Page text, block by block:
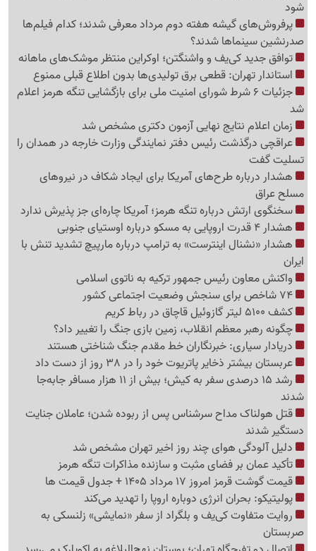
شود
پرفروش‌های گیشه هفته دوم مرداد معرفی شدند؛ کدام فیلم‌ها
صدرنشین سینماها شدند؟
توافق جدید کی‌یف و واشنگتن؛ اوکراین منتظر موشک‌های ماهانه
استاندار تهران: قطعی برق تولیدی‌ها بدون اطلاع قبلی ممنوع
جزئیات 6 شرط شورای امنیت ملی برای بازگشایی تنگه هرمز اعلام
شد
زمان اعلام نتایج نهایی آزمون دکتری مشخص شد
عراقچی درگذشت رئیس دفتر نمایندگی وزارت خارجه در همدان را
تسلیت گفت
هشدار درباره طرح‌های آمریکا برای ایجاد شکاف در نیروهای
مسلح عراق
سخنگوی ارتش درباره تنگه هرمز؛ آمریکا چاره‌ای جز پذیرش ندارد
هشدار 4 قدرت اروپایی به مسکو درباره اوستیای جنوبی
هشدار «نشنال اینترست» به ترامپ درباره مارپیچ تشدید تنش با
ایران
واکنش معاون رئیس جمهور ترکیه به ناتوی اسلامی
کشف 5100 لیتر گازوئیل قاچاق در رباط کریم
چگونه رهبر معظم انقلاب، زمین بازی جنگ را تغییر داد؟
دریادار سیاری: خبرنگاران خط مقدم جنگ شناختی هستند
عربستان بیشتر ذخایر پاتریوت خود را در 38 روز از دست داد
رشد 15 درصدی سفر به کیش؛ بیش از 11 هزار مسافر جابه‌جا
شدند
قتل هولناک مداح سرشناس پس از ربوده شدن؛ عاملان جنایت
دستگیر شدند
دلیل آلودگی هوای چند روز اخیر تهران مشخص شد
تأکید عمان بر فضای مثبت و سازنده مذاکرات تنگه هرمز
قیمت گوشت قرمز امروز 17 مرداد 1405 + جدول قیمت ها
پولیتیکو: بحران انرژی دوباره اروپا را تهدید می‌کند
روایت متفاوت کی‌یف و بلگراد از سفر «نمایشی» زلنسکی به
صربستان